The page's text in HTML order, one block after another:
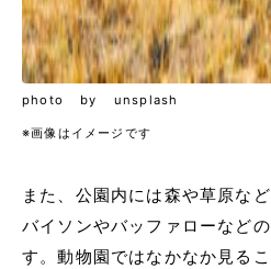
photo by unsplash
※画像はイメージです
また、公園内には森や草原な
バイソンやバッファローなど
す。動物園ではなかなか見る